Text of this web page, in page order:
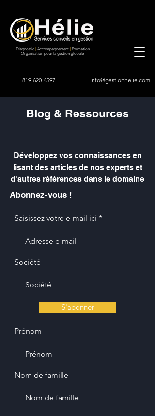
Diagnostic Accompagnement
Formation
Organisation pour la gestion globale
819-620-4597 info@gestionhelie.com
Blog & Ressources
Développez vos connaissances en
lisant des articles de nos experts et
d'autres références dans le domaine
Abonnez-vous !
Saisissez votre e-mail ici
Société
S'abonner
Prénom
Nom de famille